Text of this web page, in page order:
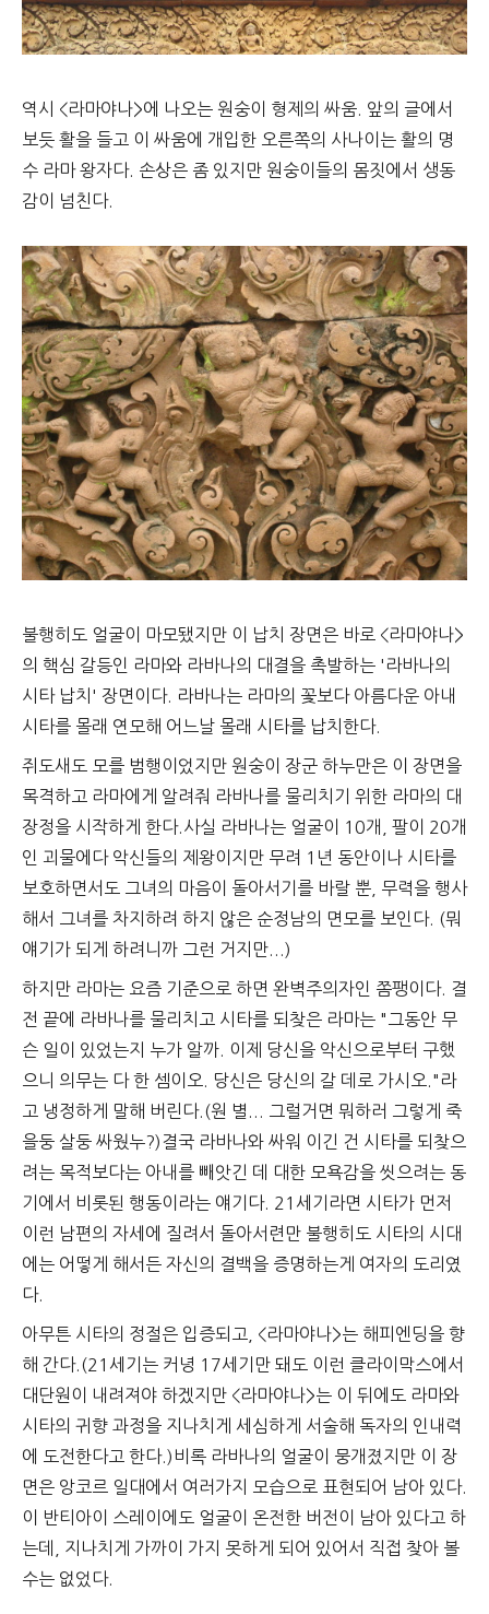
역시 <라마야나>에 나오는 원숭이 형제의 싸움. 앞의 글에서
보듯 활을 들고 이 싸움에 개입한 오른쪽의 사나이는 활의 명
수 라마 왕자다. 손상은 좀 있지만 원숭이들의 몸짓에서 생동
감이 넘친다.
불행히도 얼굴이 마모됐지만 이 납치 장면은 바로 <라마야나>
의 핵심 갈등인 라마와 라바나의 대결을 촉발하는 '라바나의
시타 납치' 장면이다. 라바나는 라마의 꽃보다 아름다운 아내
시타를 몰래 연모해 어느날 몰래 시타를 납치한다.
쥐도새도 모를 범행이었지만 원숭이 장군 하누만은 이 장면을
목격하고 라마에게 알려줘 라바나를 물리치기 위한 라마의 대
장정을 시작하게 한다.사실 라바나는 얼굴이 10개, 팔이 20개
인 괴물에다 악신들의 제왕이지만 무려 1년 동안이나 시타를
보호하면서도 그녀의 마음이 돌아서기를 바랄 뿐, 무력을 행사
해서 그녀를 차지하려 하지 않은 순정남의 면모를 보인다. (뭐
얘기가 되게 하려니까 그런 거지만...)
하지만 라마는 요즘 기준으로 하면 완벽주의자인 쫌팽이다. 결
전 끝에 라바나를 물리치고 시타를 되찾은 라마는 "그동안 무
슨 일이 있었는지 누가 알까. 이제 당신을 악신으로부터 구했
으니 의무는 다 한 셈이오. 당신은 당신의 갈 데로 가시오."라
고 냉정하게 말해 버린다.(원 별... 그럴거면 뭐하러 그렇게 죽
을둥 살둥 싸웠누?)결국 라바나와 싸워 이긴 건 시타를 되찾으
려는 목적보다는 아내를 빼앗긴 데 대한 모욕감을 씻으려는 동
기에서 비롯된 행동이라는 얘기다. 21세기라면 시타가 먼저
이런 남편의 자세에 질려서 돌아서련만 불행히도 시타의 시대
에는 어떻게 해서든 자신의 결백을 증명하는게 여자의 도리였
다.
아무튼 시타의 정절은 입증되고, <라마야나>는 해피엔딩을 향
해 간다.(21세기는 커녕 17세기만 돼도 이런 클라이막스에서
대단원이 내려져야 하겠지만 <라마야나>는 이 뒤에도 라마와
시타의 귀향 과정을 지나치게 세심하게 서술해 독자의 인내력
에 도전한다고 한다.)비록 라바나의 얼굴이 뭉개졌지만 이 장
면은 앙코르 일대에서 여러가지 모습으로 표현되어 남아 있다.
이 반티아이 스레이에도 얼굴이 온전한 버전이 남아 있다고 하
는데, 지나치게 가까이 가지 못하게 되어 있어서 직접 찾아 볼
수는 없었다.